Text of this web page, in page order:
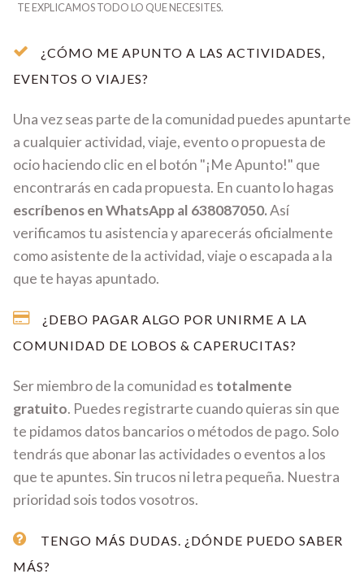
TE EXPLICAMOS TODO LO QUE NECESITES.
¿CÓMO ME APUNTO A LAS ACTIVIDADES,
EVENTOS O VIAJES?
Una vez seas parte de la comunidad puedes apuntarte
a cualquier actividad, viaje, evento o propuesta de
ocio haciendo clic en el botón "¡Me Apunto!" que
encontrarás en cada propuesta. En cuanto lo hagas
escríbenos en WhatsApp al 638087050.Así
verificamos tu asistencia y aparecerás oficialmente
como asistente de la actividad, viaje o escapada a la
que te hayas apuntado.
¿DEBO PAGAR ALGO POR UNIRME A LA
COMUNIDAD DE LOBOS & CAPERUCITAS?
Ser miembro de la comunidad es totalmente
gratuito. Puedes registrarte cuando quieras sin que
te pidamos datos bancarios o métodos de pago. Solo
tendrás que abonar las actividades o eventos a los
que te apuntes. Sin trucos ni letra pequeña. Nuestra
prioridad sois todos vosotros.
TENGO MÁS DUDAS. ¿DÓNDE PUEDO SABER
MÁS?